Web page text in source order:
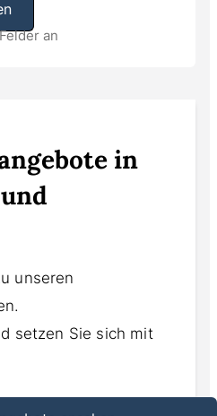
an
in
unseren
setzen Sie sich mit